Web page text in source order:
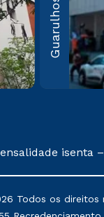
Av. Imperatriz
Leopoldina,
Leopoldina,
Paulo, SP
000
Saiba
Guarulhos
via
Todos os direitos